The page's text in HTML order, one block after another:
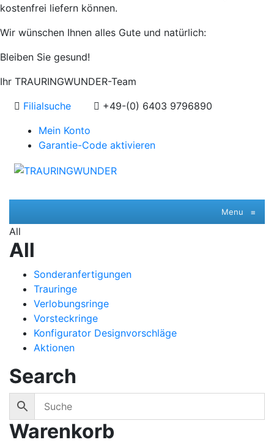
kostenfrei liefern können.
Wir wünschen Ihnen alles Gute und natürlich:
Bleiben Sie gesund!
Ihr TRAURINGWUNDER-Team
Filialsuche
+49-(0) 6403 9796890
Mein Konto
Garantie-Code aktivieren
Menu ≡
All
All
Sonderanfertigungen
Trauringe
Verlobungsringe
Vorsteckringe
Konfigurator Designvorschläge
Aktionen
Search
Warenkorb